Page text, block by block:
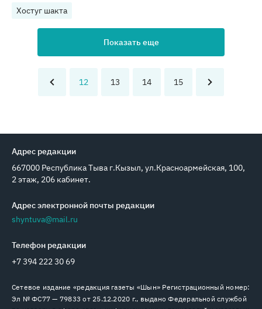
Хостуг шакта
Показать еще
12 13 14 15
Адрес редакции
667000 Республика Тыва г.Кызыл, ул.Красноармейская, 100,
2 этаж, 206 кабинет.
Адрес электронной почты редакции
shyntuva@mail.ru
Телефон редакции
+7 394 222 30 69
Сетевое издание «редакция газеты «Шын» Регистрационный номер:
Эл № ФС77 — 79833 от 25.12.2020 г., выдано Федеральной службой